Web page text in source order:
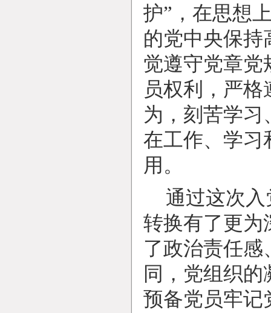
护”，在思想
的党中央保持
觉遵守党章党
员权利，严
为，刻苦学习
在工作、学习
用。
通过这次
转换有了更为
了政治责任
同，党组织
预备党员牢记